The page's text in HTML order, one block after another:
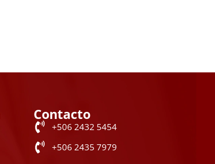
Contacto
+506 2432 5454
+506 2435 7979